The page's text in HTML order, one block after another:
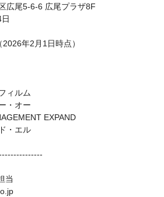
広尾5-6-6 広尾プラザ8F
年2月1日時点）
ィルム
・オー
EXPAND
・エル
当